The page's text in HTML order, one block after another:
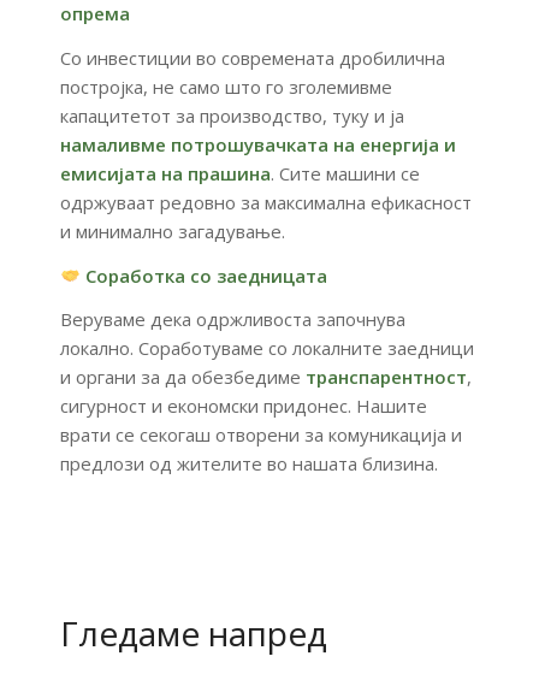
опрема
Со инвестиции во современата дробилична
постројка, не само што го зголемивме
капацитетот за производство, туку и ја
намаливме потрошувачката на енергија и
емисијата на прашина. Сите машини се
одржуваат редовно за максимална ефикасност
и минимално загадување.
Соработка со заедницата
Веруваме дека одржливоста започнува
локално. Соработуваме со локалните заедници
и органи за да обезбедиме транспарентност,
сигурност и економски придонес. Нашите
врати се секогаш отворени за комуникација и
предлози од жителите во нашата близина.
Гледаме напред